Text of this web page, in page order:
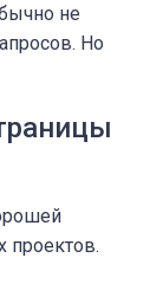
не
Но
проектов.